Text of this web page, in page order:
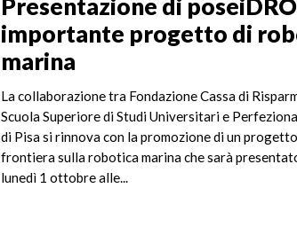
Presentazione di
importante progetto di
marina
La collaborazione tra Fondazione Cassa di
Scuola Superiore di Studi Universitari e
di Pisa si rinnova con la promozione di un
frontiera sulla robotica marina che sarà
lunedì 1 ottobre alle...